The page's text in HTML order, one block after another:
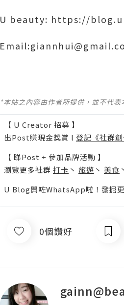
U beauty: https://
*本站之內容由作者所提供，並不代
【 U Creator 招募 】
出Post賺現金獎賞 l 登記《社群創
【 睇Post + 參加品牌活動 】
瀏覽更多社群 打卡 丶 旅遊 丶 美食
U Blog開咗WhatsApp啦！發掘更
0個讚好